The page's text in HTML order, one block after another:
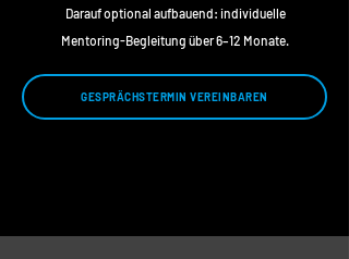
Darauf optional aufbauend: individuelle
Mentoring-Begleitung über 6–12 Monate.
GESPRÄCHSTERMIN VEREINBAREN